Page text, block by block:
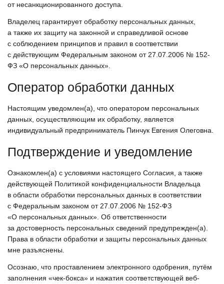
от несанкционированного доступа.
Владелец гарантирует обработку персональных данных,
а также их защиту на законной и справедливой основе
с соблюдением принципов и правил в соответствии
с действующим Федеральным законом от 27.07.2006 № 152-
ФЗ «О персональных данных».
Оператор обработки данных
Настоящим уведомлен(а), что оператором персональных
данных, осуществляющим их обработку, является
индивидуальный предприниматель Пинчук Евгения Олеговна.
Подтверждение и уведомление
Ознакомлен(а) с условиями настоящего Согласия, а также
действующей Политикой конфиденциальности Владельца
в области обработки персональных данных в соответствии
с Федеральным законом от 27.07.2006 № 152-ФЗ
«О персональных данных». Об ответственности
за достоверность персональных сведений предупрежден(а).
Права в области обработки и защиты персональных данных
мне разъяснены.
Осознаю, что проставлением электронного одобрения, путём
заполнения «чек-бокса» и нажатия соответствующей веб-